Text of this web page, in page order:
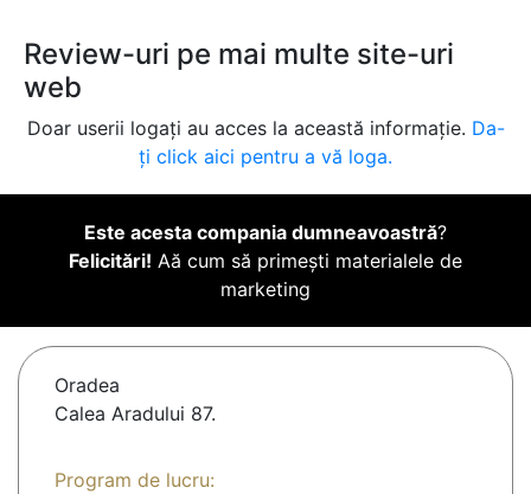
Review-uri pe mai multe site-uri
web
Doar userii logați au acces la această informație. Da-
ți click aici pentru a vă loga.
Este acesta compania dumneavoastră?
Felicitări! Aă cum să primești materialele de
marketing
Oradea
Calea Aradului 87.
Program de lucru: